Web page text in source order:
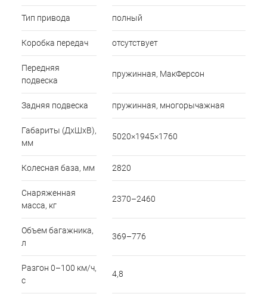
Тип привода полный
Коробка передач отсутствует
Передняя
подвеска
пружинная, МакФерсон
Задняя подвеска пружинная, многорычажная
Габариты (ДхШхВ),
мм
5020×1945×1760
Колесная база, мм 2820
Снаряженная
масса, кг
2370–2460
Объем багажника,
л
369–776
Разгон 0–100 км/ч,
с
4,8